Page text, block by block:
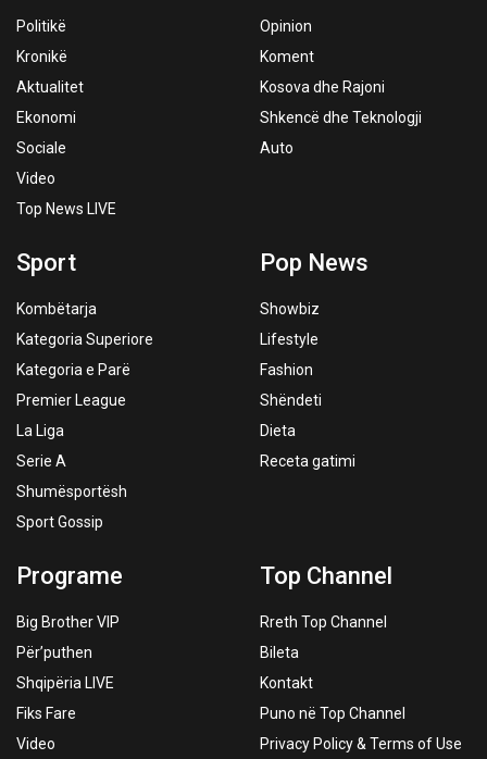
Politikë
Kronikë
Aktualitet
Ekonomi
Sociale
Video
Top News LIVE
Opinion
Koment
Kosova dhe Rajoni
Shkencë dhe Teknologji
Auto
Sport
Kombëtarja
Kategoria Superiore
Kategoria e Parë
Premier League
La Liga
Serie A
Shumësportësh
Sport Gossip
Pop News
Showbiz
Lifestyle
Fashion
Shëndeti
Dieta
Receta gatimi
Programe
Big Brother VIP
Për’puthen
Shqipëria LIVE
Fiks Fare
Video
Top Channel
Rreth Top Channel
Bileta
Kontakt
Puno në Top Channel
Privacy Policy & Terms of Use